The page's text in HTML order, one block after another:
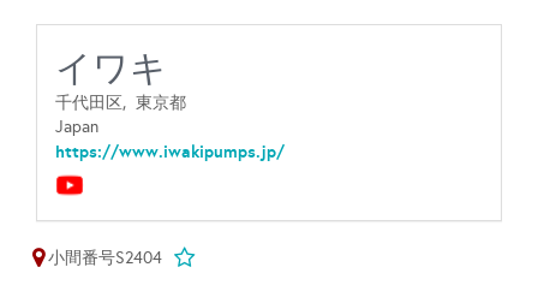
イワキ
千代田区, 東京都
Japan
https://www.iwakipumps.jp/
小間番号S2404